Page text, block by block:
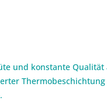
und konstante Qualität
Thermobeschichtung